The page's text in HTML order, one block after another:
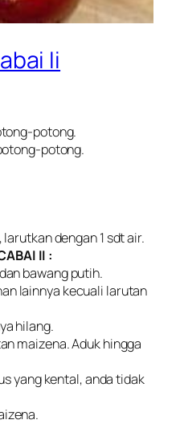
Ii
potong.
potong.
dengan 1 sdt air.
II :
bawang putih.
lainnya kecuali larutan
hilang.
maizena. Aduk hingga
yang kental, anda tidak